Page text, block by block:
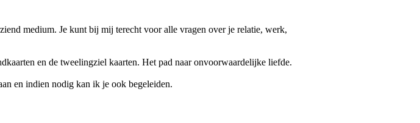
medium. Je kunt bij mij terecht voor alle vragen over je relatie, werk,
en de tweelingziel kaarten. Het pad naar onvoorwaardelijke liefde.
en indien nodig kan ik je ook begeleiden.